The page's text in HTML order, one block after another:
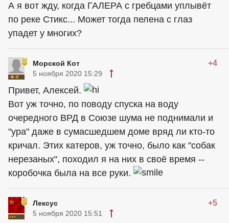
А я вот жду, когда ГАЛЕРА с гребцами уплывёт
по реке Стикс... Может тогда пелена с глаз
упадет у многих?
Морской Кот +4
5 ноября 2020 15:29
Привет, Алексей.
Вот уж точно, по поводу спуска на воду
очередного ВРД в Союзе шума не поднимали и
"ура" даже в сумасшедшем доме вряд ли кто-то
кричал. Этих катеров, уж точно, было как "собак
нерезаных", походил я на них в своё время --
коробочка была на все руки.
Лексус +5
5 ноября 2020 15:51